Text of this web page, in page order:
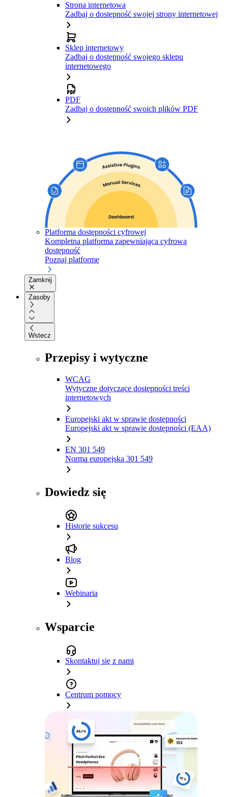
Strona internetowa
Zadbaj o dostępność swojej strony internetowej
Sklep internetowy
Zadbaj o dostępność swojego sklepu
internetowego
PDF
Zadbaj o dostępność swoich plików PDF
Platforma dostępności cyfrowej
Kompletna platforma zapewniająca cyfrową
dostępność
Poznaj platformę
Zamknij
Zasoby
Wstecz
Przepisy i wytyczne
WCAG
Wytyczne dotyczące dostępności treści
internetowych
Europejski akt w sprawie dostępności
Europejski akt w sprawie dostępności (EAA)
EN 301 549
Norma europejska 301 549
Dowiedz się
Historie sukcesu
Blog
Webinaria
Wsparcie
Skontaktuj się z nami
Centrum pomocy